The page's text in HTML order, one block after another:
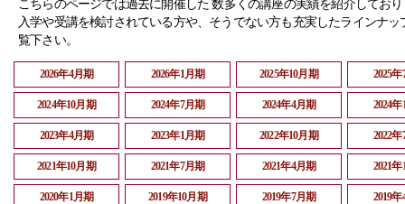
こちらのページでは過去に開催した 数多くの講座の実績を紹介してお
入学や受講を検討されている方や、そうでない方も充実したラインナッ
覧下さい。
2026年4月期 2026年1月期 2025年10月期 2025
2024年10月期 2024年7月期 2024年4月期 2024
2023年4月期 2023年1月期 2022年10月期 2022
2021年10月期 2021年7月期 2021年4月期 2021
2020年1月期 2019年10月期 2019年7月期 2019